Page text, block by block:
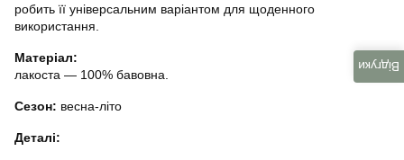
робить її універсальним варіантом для щоденного
використання.
Матеріал:
лакоста — 100% бавовна.
Сезон: весна-літо
Деталі:
Відгуки